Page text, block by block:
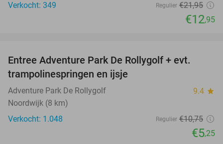
Verkocht: 349
Regulier €21,95
€12,95
Entree Adventure Park De Rollygolf + evt.
trampolinespringen en ijsje
Adventure Park De Rollygolf 9.4 star
Noordwijk (8 km)
Verkocht: 1.048
Regulier €10,75
€5,25